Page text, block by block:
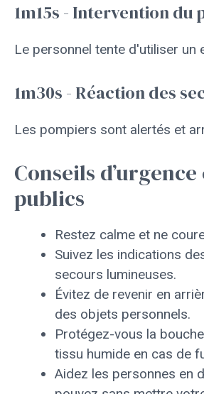
1m15s - Intervention du
Le personnel tente d'utiliser un
1m30s - Réaction des
Les pompiers sont alertés et
Conseils
publics
Restez calme et ne
Suivez les indications
secours lumineuses.
Évitez de revenir en
des objets personnels.
Protégez-vous la
tissu humide en cas de
Aidez les personnes en